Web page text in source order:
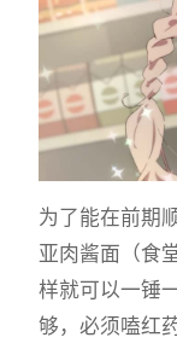
为了能在前期
亚肉酱面（食
样就可以一锤
够，必须嗑红药